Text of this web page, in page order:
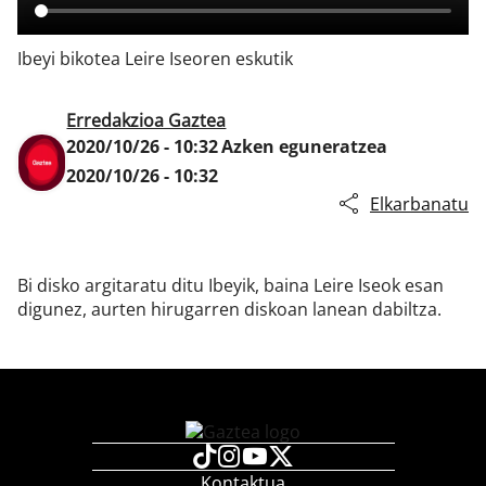
Ibeyi bikotea Leire Iseoren eskutik
Erredakzioa Gaztea
2020/10/26 - 10:32Azken eguneratzea
2020/10/26 - 10:32
Elkarbanatu
Bi disko argitaratu ditu Ibeyik, baina Leire Iseok esan
digunez, aurten hirugarren diskoan lanean dabiltza.